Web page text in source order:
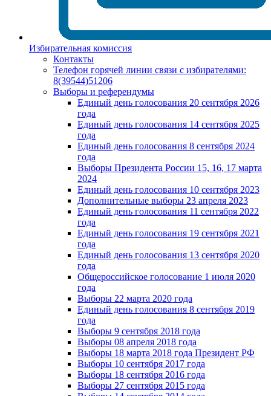
Избирательная комиссия
Контакты
Телефон горячей линии связи с избирателями:
8(39544)51206
Выборы и референдумы
Единый день голосования 20 сентября 2026
года
Единый день голосования 14 сентября 2025
года
Единый день голосования 8 сентября 2024
года
Выборы Президента России 15, 16, 17 марта
2024
Единый день голосования 10 сентября 2023
Дополнительные выборы 23 апреля 2023
Единый день голосования 11 сентября 2022
года
Единый день голосования 19 сентября 2021
года
Единый день голосования 13 сентября 2020
года
Общероссийское голосование 1 июля 2020
года
Выборы 22 марта 2020 года
Единый день голосования 8 сентября 2019
года
Выборы 9 сентября 2018 года
Выборы 08 апреля 2018 года
Выборы 18 марта 2018 года Президент РФ
Выборы 10 сентября 2017 года
Выборы 18 сентября 2016 года
Выборы 27 сентября 2015 года